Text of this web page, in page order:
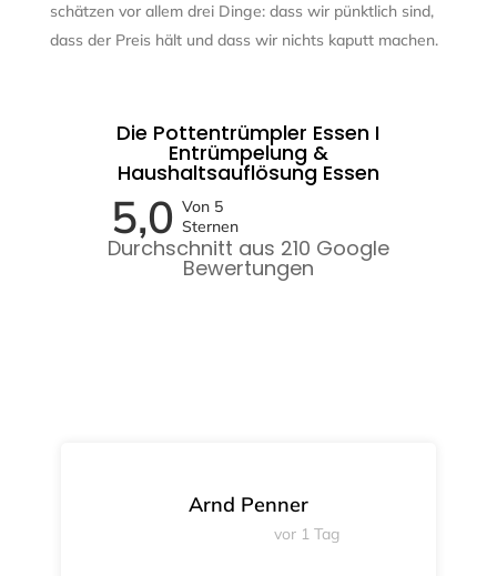
schätzen vor allem drei Dinge: dass wir pünktlich sind,
dass der Preis hält und dass wir nichts kaputt machen.
Die Pottentrümpler Essen I
Entrümpelung &
Haushaltsauflösung Essen
5,0 Von 5
Sternen
Durchschnitt aus 210 Google
Bewertungen
Arnd Penner
vor 1 Tag